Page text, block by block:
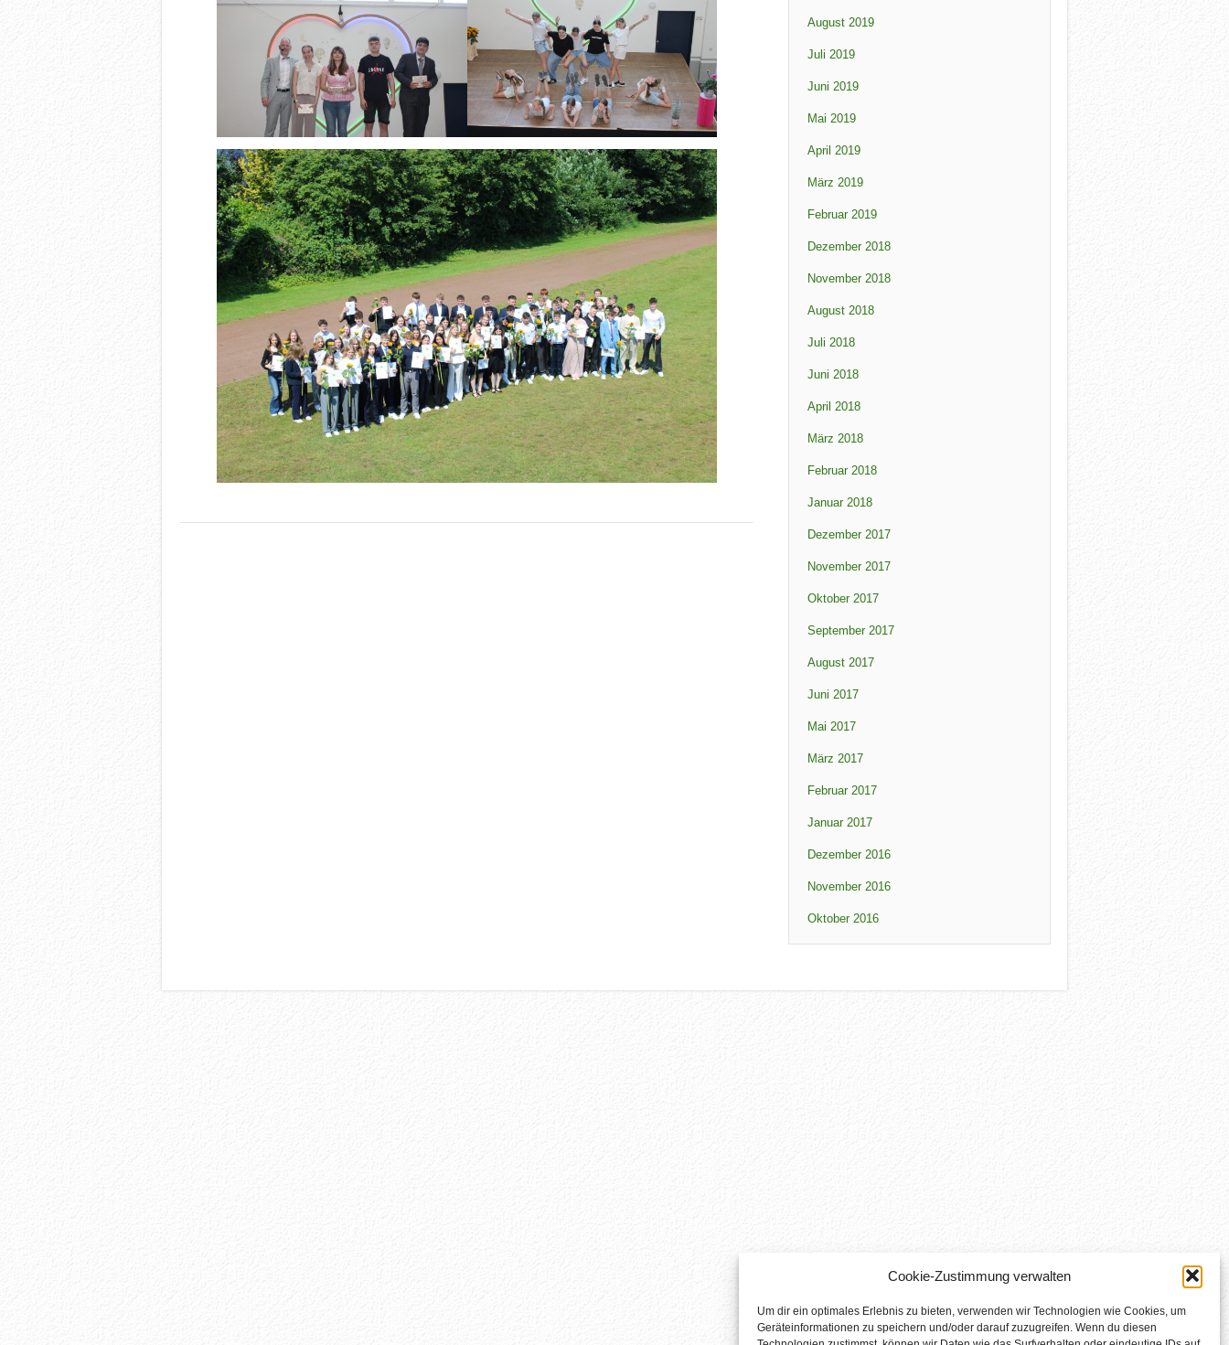
Cookie-Zustimmung verwalten
Um dir ein optimales Erlebnis zu bieten, verwenden wir Technologien wie Cookies, um
Geräteinformationen zu speichern und/oder darauf zuzugreifen. Wenn du diesen
August 2019
Juli 2019
Juni 2019
Mai 2019
April 2019
März 2019
Februar 2019
Dezember 2018
November 2018
August 2018
Juli 2018
Juni 2018
April 2018
März 2018
Februar 2018
Januar 2018
Dezember 2017
November 2017
Oktober 2017
September 2017
August 2017
Juni 2017
Mai 2017
März 2017
Februar 2017
Januar 2017
Dezember 2016
November 2016
Oktober 2016